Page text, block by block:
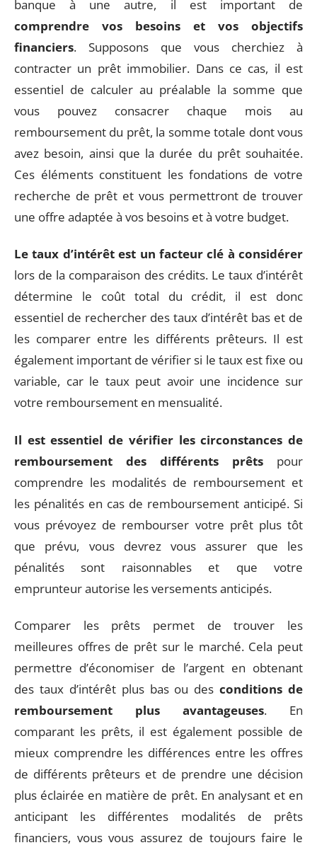
banque à une autre, il est important de
comprendre vos besoins et vos objectifs
financiers. Supposons que vous cherchiez à
contracter un prêt immobilier. Dans ce cas, il est
essentiel de calculer au préalable la somme que
vous pouvez consacrer chaque mois au
remboursement du prêt, la somme totale dont vous
avez besoin, ainsi que la durée du prêt souhaitée.
Ces éléments constituent les fondations de votre
recherche de prêt et vous permettront de trouver
une offre adaptée à vos besoins et à votre budget.
Le taux d’intérêt est un facteur clé à considérer
lors de la comparaison des crédits. Le taux d’intérêt
détermine le coût total du crédit, il est donc
essentiel de rechercher des taux d’intérêt bas et de
les comparer entre les différents prêteurs. Il est
également important de vérifier si le taux est fixe ou
variable, car le taux peut avoir une incidence sur
votre remboursement en mensualité.
Il est essentiel de vérifier les circonstances de
remboursement des différents prêts pour
comprendre les modalités de remboursement et
les pénalités en cas de remboursement anticipé. Si
vous prévoyez de rembourser votre prêt plus tôt
que prévu, vous devrez vous assurer que les
pénalités sont raisonnables et que votre
emprunteur autorise les versements anticipés.
Comparer les prêts permet de trouver les
meilleures offres de prêt sur le marché. Cela peut
permettre d’économiser de l’argent en obtenant
des taux d’intérêt plus bas ou desconditions de
remboursement plus avantageuses. En
comparant les prêts, il est également possible de
mieux comprendre les différences entre les offres
de différents prêteurs et de prendre une décision
plus éclairée en matière de prêt. En analysant et en
anticipant les différentes modalités de prêts
financiers, vous vous assurez de toujours faire le